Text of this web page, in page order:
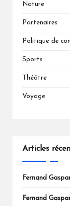
Nature
Partenaires
Politique de
Sports
Théâtre
Voyage
Articles
Fernand
Fernand